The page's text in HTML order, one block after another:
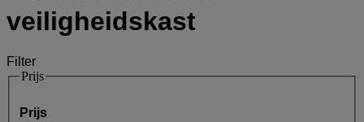
veiligheidskast
Filter
Prijs
Prijs